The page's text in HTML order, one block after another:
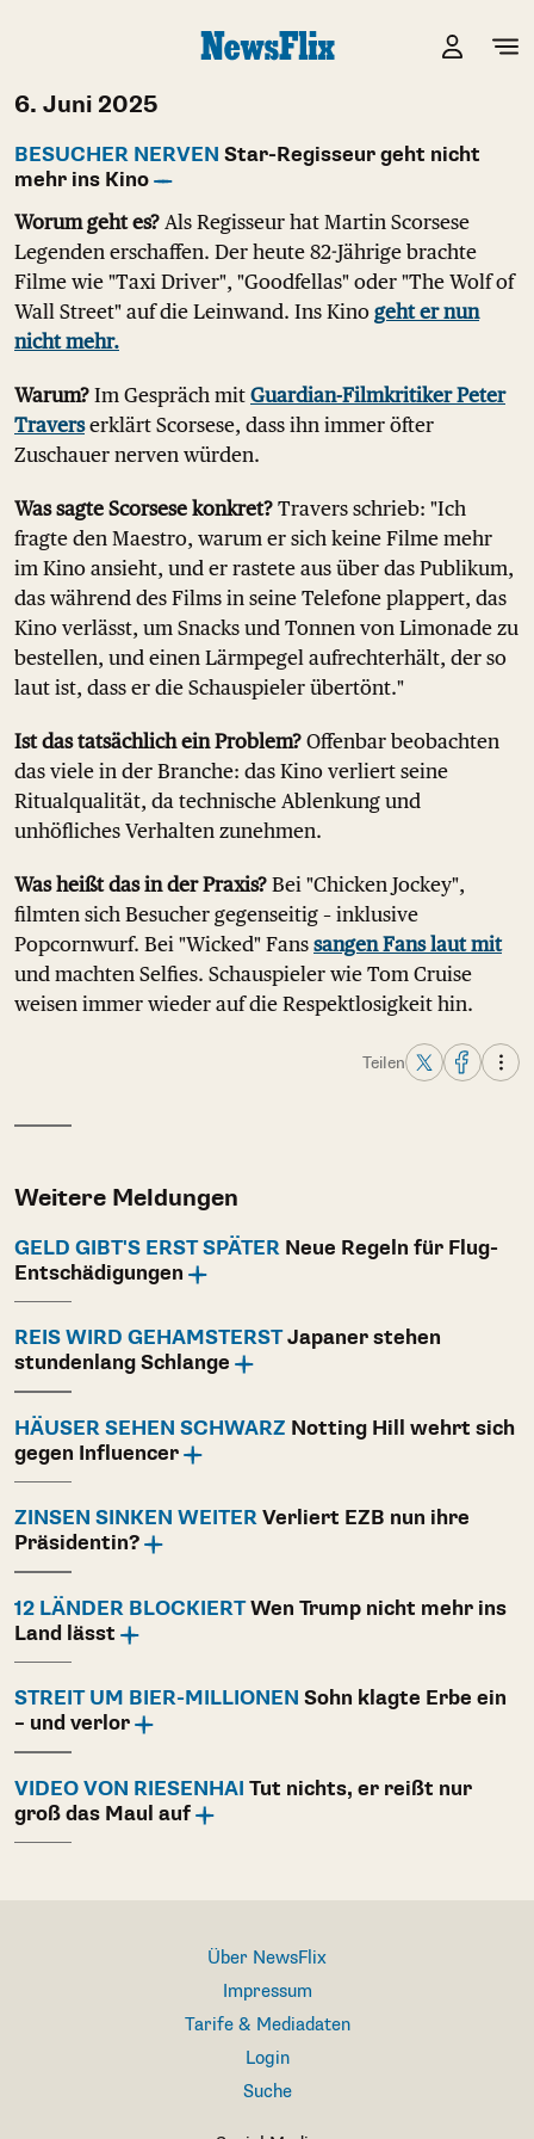
6. Juni 2025
BESUCHER NERVEN Star-Regisseur geht nicht
mehr ins Kino
Worum geht es? Als Regisseur hat Martin Scorsese
Legenden erschaffen. Der heute 82-Jährige brachte
Filme wie "Taxi Driver", "Goodfellas" oder "The Wolf of
Wall Street" auf die Leinwand. Ins Kino geht er nun
nicht mehr.
Warum? Im Gespräch mit Guardian-Filmkritiker Peter
Traverserklärt Scorsese, dass ihn immer öfter
Zuschauer nerven würden.
Was sagte Scorsese konkret? Travers schrieb: "Ich
fragte den Maestro, warum er sich keine Filme mehr
im Kino ansieht, und er rastete aus über das Publikum,
das während des Films in seine Telefone plappert, das
Kino verlässt, um Snacks und Tonnen von Limonade zu
bestellen, und einen Lärmpegel aufrechterhält, der so
laut ist, dass er die Schauspieler übertönt."
Ist das tatsächlich ein Problem? Offenbar beobachten
das viele in der Branche: das Kino verliert seine
Ritualqualität, da technische Ablenkung und
unhöfliches Verhalten zunehmen.
Was heißt das in der Praxis? Bei "Chicken Jockey",
filmten sich Besucher gegenseitig – inklusive
Popcornwurf. Bei "Wicked" Fans sangen Fans laut mit
und machten Selfies. Schauspieler wie Tom Cruise
weisen immer wieder auf die Respektlosigkeit hin.
Teilen
Weitere Meldungen
GELD GIBT'S ERST SPÄTER Neue Regeln für Flug-
Entschädigungen
REIS WIRD GEHAMSTERSTJapaner stehen
stundenlang Schlange
HÄUSER SEHEN SCHWARZ Notting Hill wehrt sich
gegen Influencer
ZINSEN SINKEN WEITER Verliert EZB nun ihre
Präsidentin?
12 LÄNDER BLOCKIERTWen Trump nicht mehr ins
Land lässt
STREIT UM BIER-MILLIONEN Sohn klagte Erbe ein
– und verlor
VIDEO VON RIESENHAI Tut nichts, er reißt nur
groß das Maul auf
Über NewsFlix
Impressum
Tarife & Mediadaten
Login
Suche